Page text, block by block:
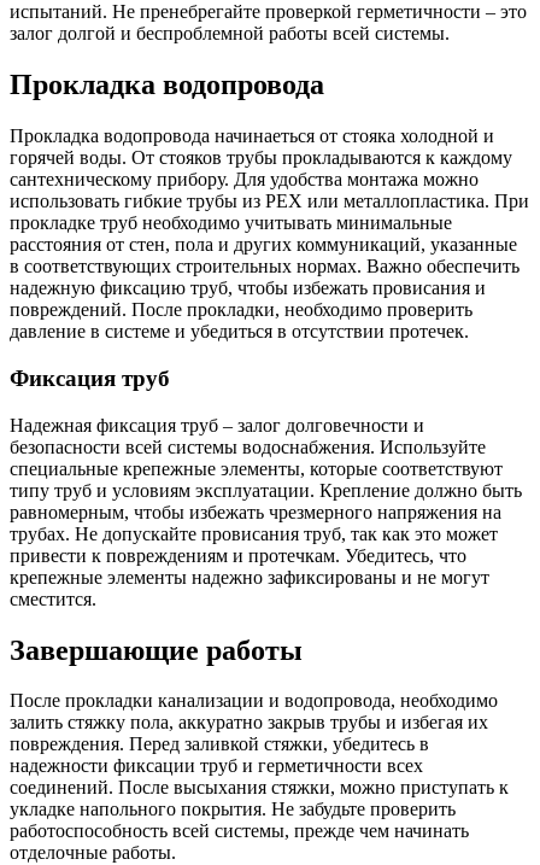
испытаний. Не пренебрегайте проверкой герметичности – это
залог долгой и беспроблемной работы всей системы.
Прокладка водопровода
Прокладка водопровода начинаеться от стояка холодной и
горячей воды. От стояков трубы прокладываются к каждому
сантехническому прибору. Для удобства монтажа можно
использовать гибкие трубы из PEX или металлопластика. При
прокладке труб необходимо учитывать минимальные
расстояния от стен, пола и других коммуникаций, указанные
в соответствующих строительных нормах. Важно обеспечить
надежную фиксацию труб, чтобы избежать провисания и
повреждений. После прокладки, необходимо проверить
давление в системе и убедиться в отсутствии протечек.
Фиксация труб
Надежная фиксация труб – залог долговечности и
безопасности всей системы водоснабжения. Используйте
специальные крепежные элементы, которые соответствуют
типу труб и условиям эксплуатации. Крепление должно быть
равномерным, чтобы избежать чрезмерного напряжения на
трубах. Не допускайте провисания труб, так как это может
привести к повреждениям и протечкам. Убедитесь, что
крепежные элементы надежно зафиксированы и не могут
сместится.
Завершающие работы
После прокладки канализации и водопровода, необходимо
залить стяжку пола, аккуратно закрыв трубы и избегая их
повреждения. Перед заливкой стяжки, убедитесь в
надежности фиксации труб и герметичности всех
соединений. После высыхания стяжки, можно приступать к
укладке напольного покрытия. Не забудьте проверить
работоспособность всей системы, прежде чем начинать
отделочные работы.